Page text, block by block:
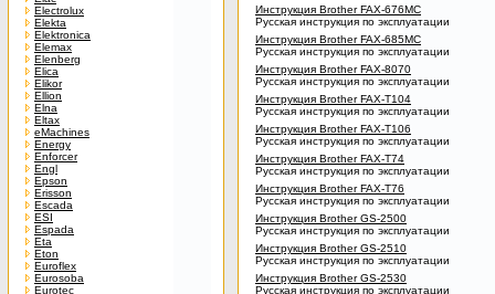
Electrolux
Elekta
Elektronica
Elemax
Elenberg
Elica
Elikor
Ellion
Elna
Eltax
eMachines
Energy
Enforcer
Engl
Epson
Erisson
Escada
ESI
Espada
Eta
Eton
Euroflex
Eurosoba
Eurotec
Инструкция Brother FAX-676MC
Русская инструкция по эксплуатации
Инструкция Brother FAX-685MC
Русская инструкция по эксплуатации
Инструкция Brother FAX-8070
Русская инструкция по эксплуатации
Инструкция Brother FAX-T104
Русская инструкция по эксплуатации
Инструкция Brother FAX-T106
Русская инструкция по эксплуатации
Инструкция Brother FAX-T74
Русская инструкция по эксплуатации
Инструкция Brother FAX-T76
Русская инструкция по эксплуатации
Инструкция Brother GS-2500
Русская инструкция по эксплуатации
Инструкция Brother GS-2510
Русская инструкция по эксплуатации
Инструкция Brother GS-2530
Русская инструкция по эксплуатации